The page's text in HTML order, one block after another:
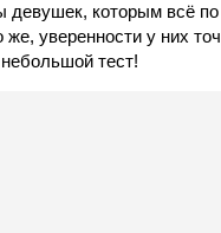
девушек, которым всё
же, уверенности у них
тест!